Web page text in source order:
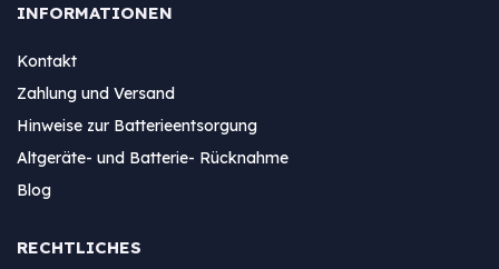
INFORMATIONEN
Kontakt
Zahlung und Versand
Hinweise zur Batterieentsorgung
Altgeräte- und Batterie- Rücknahme
Blog
RECHTLICHES